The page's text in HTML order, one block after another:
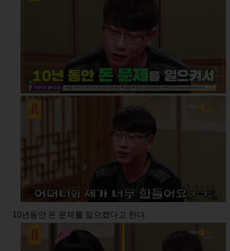
10년동안 돈 문제를 일으켰다고 한다.